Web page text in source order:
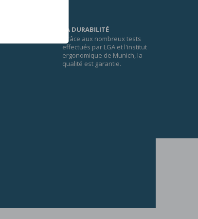
LA DURABILITÉ
Grâce aux nombreux tests
effectués par LGA et l'institut
ergonomique de Munich, la
qualité est garantie.